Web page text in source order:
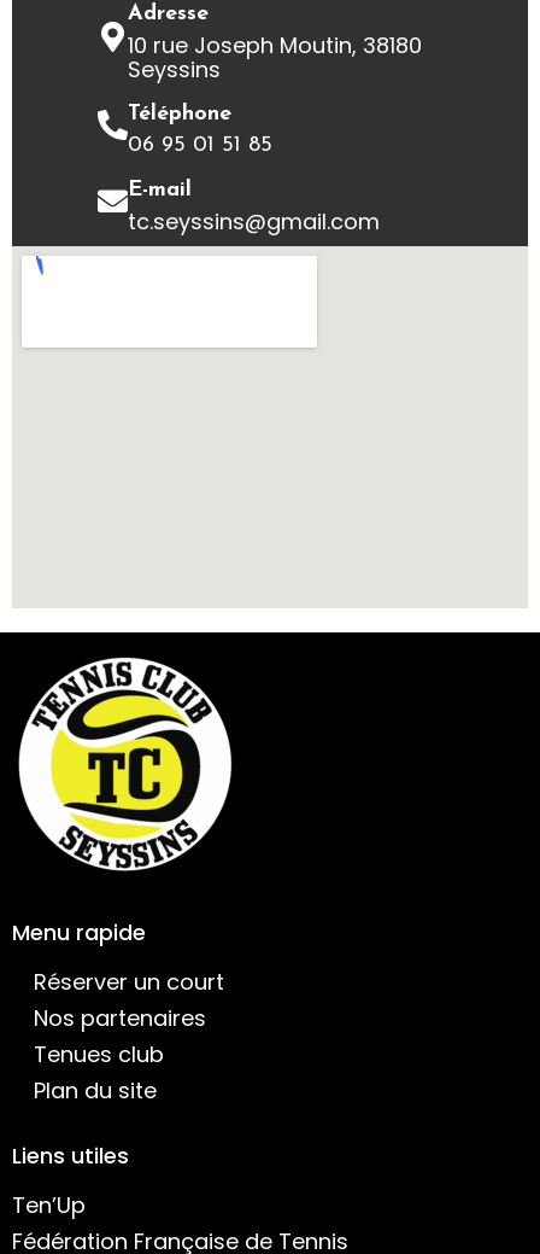
Adresse
10 rue Joseph Moutin, 38180
Seyssins
Téléphone
06 95 01 51 85
E-mail
tc.seyssins@gmail.com
Menu rapide
Réserver un court
Nos partenaires
Tenues club
Plan du site
Liens utiles
Ten’Up
Fédération Française de Tennis